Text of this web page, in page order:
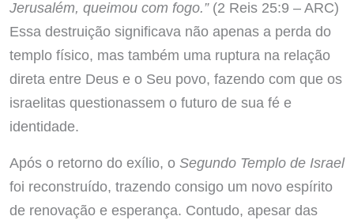
Jerusalém, queimou com fogo.”(2 Reis 25:9 – ARC)
Essa destruição significava não apenas a perda do
templo físico, mas também uma ruptura na relação
direta entre Deus e o Seu povo, fazendo com que os
israelitas questionassem o futuro de sua fé e
identidade.
Após o retorno do exílio, o Segundo Templo de Israel
foi reconstruído, trazendo consigo um novo espírito
de renovação e esperança. Contudo, apesar das